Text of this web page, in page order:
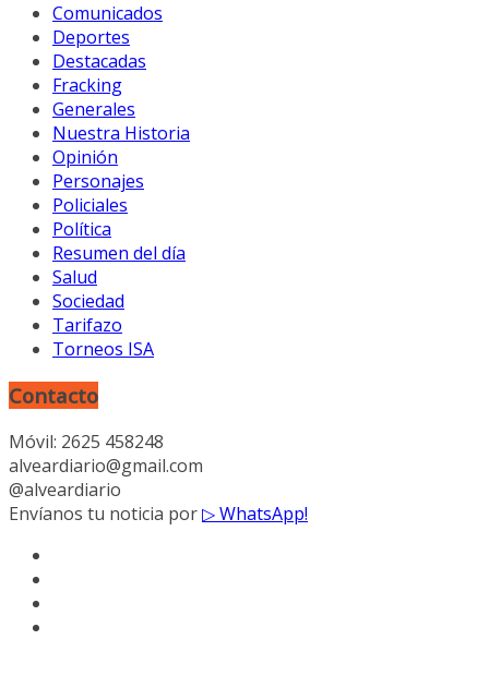
Comunicados
Deportes
Destacadas
Fracking
Generales
Nuestra Historia
Opinión
Personajes
Policiales
Política
Resumen del día
Salud
Sociedad
Tarifazo
Torneos ISA
Contacto
Móvil: 2625 458248
alveardiario@gmail.com
@alveardiario
Envíanos tu noticia por▷ WhatsApp!